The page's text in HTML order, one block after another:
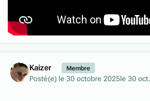
Kaizer Membre
Posté(e) le 30 octobre 2025le 30 oct.